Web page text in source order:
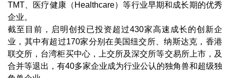
TMT、医疗健康（Healthcare）等行业早期和成长期的优秀
企业。
截至目前，启明创投已投资超过430家高速成长的创新企
业，其中有超过170家分别在美国纽交所、纳斯达克，香港
联交所，台湾柜买中心，上交所及深交所等交易所上市，及
合并等退出，有40多家企业成为行业公认的独角兽和超级独